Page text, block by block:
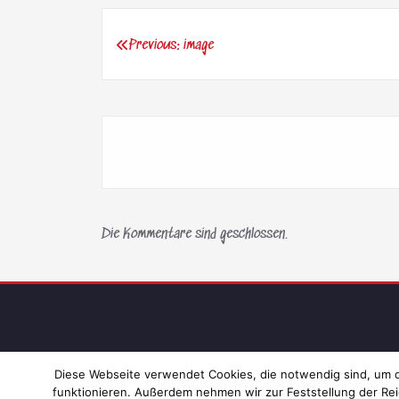
Beitragsnavigation
Previous: image
Die Kommentare sind geschlossen.
Diese Webseite verwendet Cookies, die notwendig sind,
funktionieren. Außerdem nehmen wir zur Feststellung der